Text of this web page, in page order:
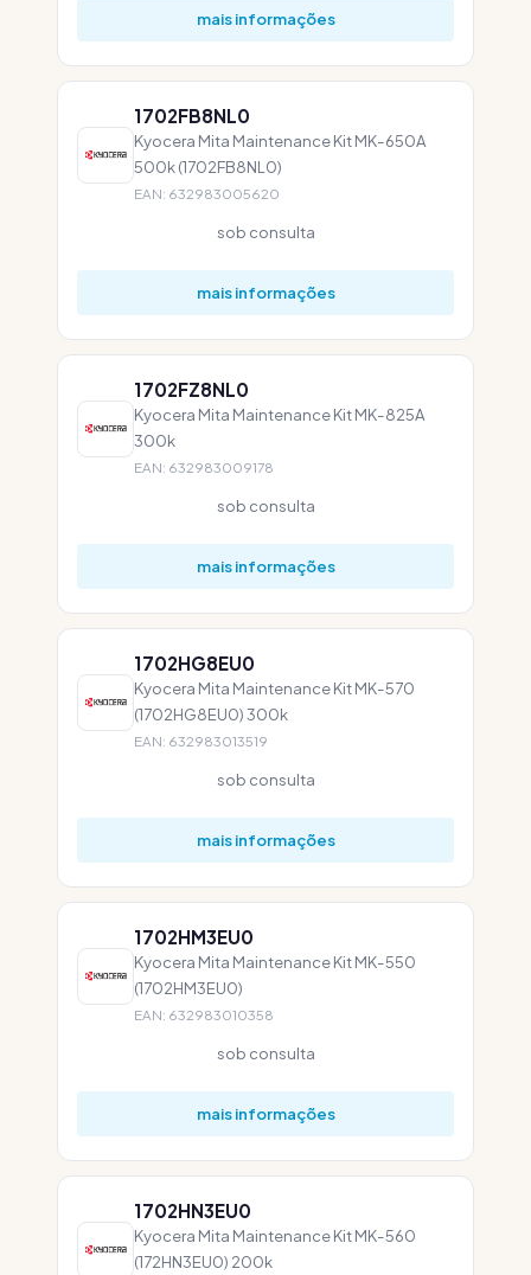
mais informações
1702FB8NL0
Kyocera Mita Maintenance Kit MK-650A
500k (1702FB8NL0)
EAN: 632983005620
sob consulta
mais informações
1702FZ8NL0
Kyocera Mita Maintenance Kit MK-825A
300k
EAN: 632983009178
sob consulta
mais informações
1702HG8EU0
Kyocera Mita Maintenance Kit MK-570
(1702HG8EU0) 300k
EAN: 632983013519
sob consulta
mais informações
1702HM3EU0
Kyocera Mita Maintenance Kit MK-550
(1702HM3EU0)
EAN: 632983010358
sob consulta
mais informações
1702HN3EU0
Kyocera Mita Maintenance Kit MK-560
(172HN3EU0) 200k